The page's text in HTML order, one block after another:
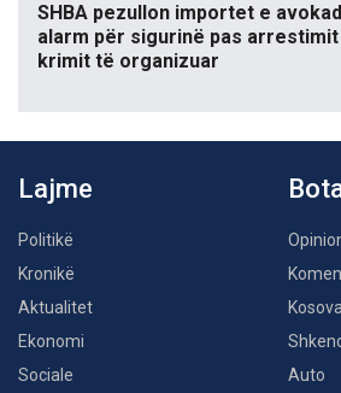
SHBA pezullon importet e
alarm për sigurinë pas
krimit të organizuar
Lajme
Politikë
Kronikë
Aktualitet
Ekonomi
Sociale
Auto